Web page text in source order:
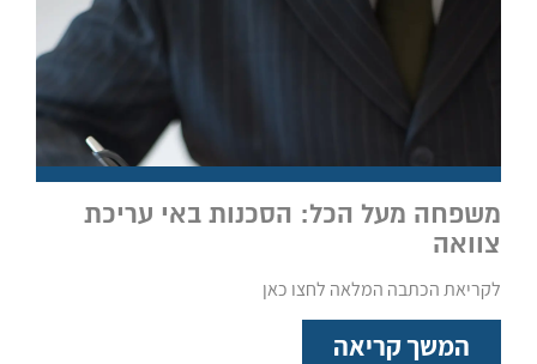
משפחה מעל הכל: הסכנות באי עריכת
צוואה
לקריאת הכתבה המלאה לחצו כאן
המשך קריאה